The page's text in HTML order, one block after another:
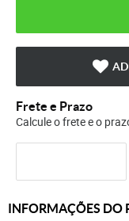
Frete e Prazo
Calcule o frete e o
INFORMAÇÕES DO